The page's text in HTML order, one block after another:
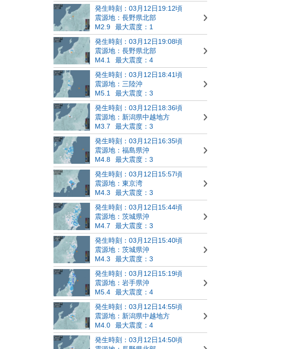
発生時刻：03月12日19:12頃
震源地：長野県北部
M2.9
最大震度：1
発生時刻：03月12日19:08頃
震源地：長野県北部
M4.1
最大震度：4
発生時刻：03月12日18:41頃
震源地：三陸沖
M5.1
最大震度：3
発生時刻：03月12日18:36頃
震源地：新潟県中越地方
M3.7
最大震度：3
発生時刻：03月12日16:35頃
震源地：福島県沖
M4.8
最大震度：3
発生時刻：03月12日15:57頃
震源地：東京湾
M4.3
最大震度：3
発生時刻：03月12日15:44頃
震源地：茨城県沖
M4.7
最大震度：3
発生時刻：03月12日15:40頃
震源地：茨城県沖
M4.3
最大震度：3
発生時刻：03月12日15:19頃
震源地：岩手県沖
M5.4
最大震度：4
発生時刻：03月12日14:55頃
震源地：新潟県中越地方
M4.0
最大震度：4
発生時刻：03月12日14:50頃